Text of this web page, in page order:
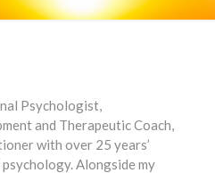
Psychologist,
and Therapeutic Coach,
with over 25 years’
Alongside my